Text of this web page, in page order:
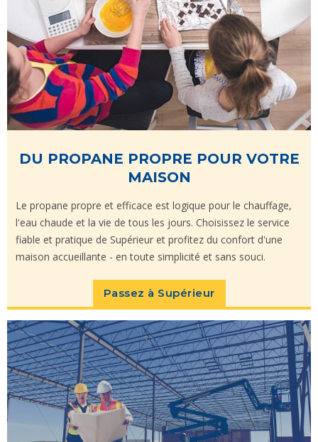
DU PROPANE PROPRE POUR VOTRE
MAISON
Le propane propre et efficace est logique pour le chauffage,
l'eau chaude et la vie de tous les jours. Choisissez le service
fiable et pratique de Supérieur et profitez du confort d'une
maison accueillante - en toute simplicité et sans souci.
Passez à Supérieur